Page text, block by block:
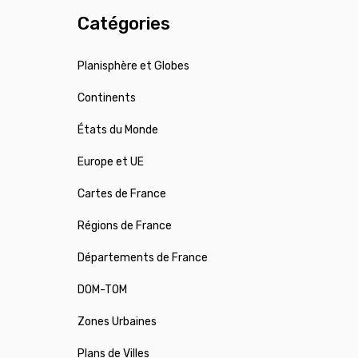
Catégories
Planisphère et Globes
Continents
États du Monde
Europe et UE
Cartes de France
Régions de France
Départements de France
DOM-TOM
Zones Urbaines
Plans de Villes